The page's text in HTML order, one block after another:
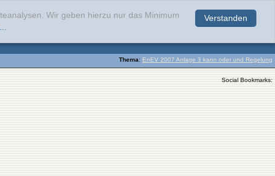
Verstanden
Wir geben hierzu nur das Minimum
Thema: EnEV 2007 Anlage 3 kann oder und Regelung
Social Bookmarks: